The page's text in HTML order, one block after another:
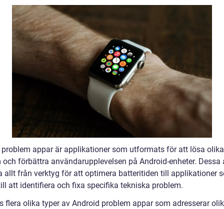
appar är applikationer som utformats för att lösa olika
och förbättra användarupplevelsen på Android-enheter. Dessa
allt från verktyg för att optimera batteritiden till applikationer
att identifiera och fixa specifika tekniska problem.
flera olika typer av Android problem appar som adresserar